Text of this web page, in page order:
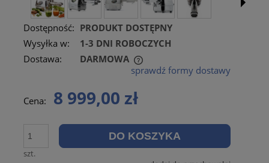
Dostępność: PRODUKT DOSTĘPNY
Wysyłka w:
1-3 DNI ROBOCZYCH
Dostawa:
DARMOWA
CENA NIE ZAWIERA EWENTUALNYCH KOSZTÓW
sprawdź formy dostawy
Cena: 8 999,00 zł
szt.
DO KOSZYKA